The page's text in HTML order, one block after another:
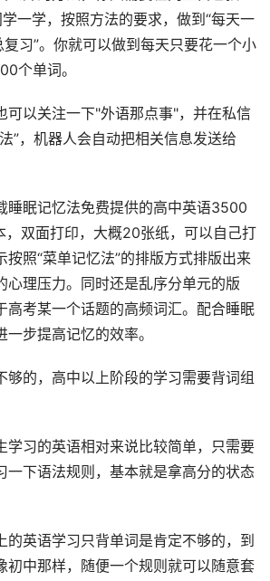
一学，按照方法的要求，做到“每天一
复习”。你就可以做到每天只要花一个小
个单词。
以关注一下"外语那点事"，并在私信
”，机器人会自动把相关信息发送给
眠记忆法免费提供的高中英语3500
，双面打印，大概20张纸，可以自己打
按照“菜单记忆法”的排版方式排版出来
心理压力。同时还是乱序分单元的版
高考某一个话题的高频词汇。配合睡眠
步提高记忆的效率。
的，高中以上阶段的学习需要背词组
习的英语相对来说比较简单，只需要
一下语法规则，基本就是拿高分的状态
英语学习只背单词是肯定不够的，到
初中那样，随便一个规则就可以随意套